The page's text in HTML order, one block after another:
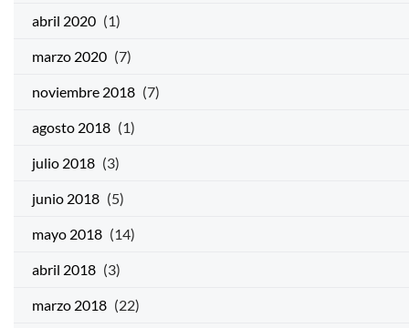
abril 2020 (1)
marzo 2020 (7)
noviembre 2018 (7)
agosto 2018 (1)
julio 2018 (3)
junio 2018 (5)
mayo 2018 (14)
abril 2018 (3)
marzo 2018 (22)